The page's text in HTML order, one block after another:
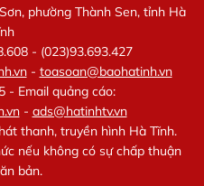
phường Thành Sen, tỉnh Hà
- (023)93.693.427
- toasoan@baohatinh.vn
- Email quảng cáo:
- ads@hatinhtv.vn
thanh, truyền hình Hà Tĩnh.
nếu không có sự chấp thuận
bản.